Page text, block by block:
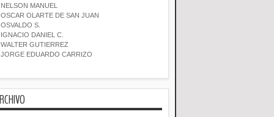
NELSON MANUEL
OSCAR OLARTE DE SAN JUAN
OSVALDO S.
IGNACIO DANIEL C.
WALTER GUTIERREZ
JORGE EDUARDO CARRIZO